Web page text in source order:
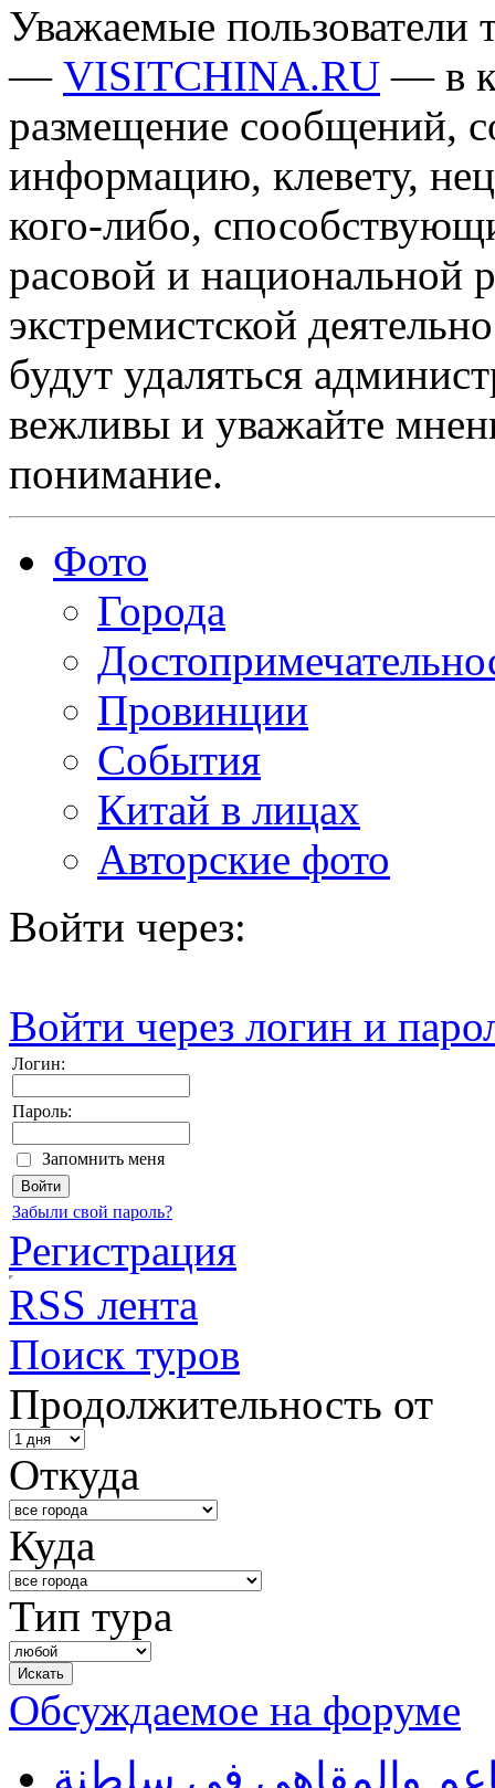
Уважаемые пользователи
— VISITCHINA.RU — в
размещение сообщений,
информацию, клевету,
кого-либо,
расовой и национальной
экстремистской
будут удаляться
вежливы и уважайте
понимание.
Фото
Города
Провинции
События
Китай в лицах
Авторские фото
Войти через:
Войти через логин и
Логин:
Пароль:
Запомнить меня
Забыли свой пароль?
Регистрация
RSS лента
Поиск туров
Продолжительность от
Откуда
Куда
Тип тура
Обсуждаемое на форуме
والمقاهي في سلطنة